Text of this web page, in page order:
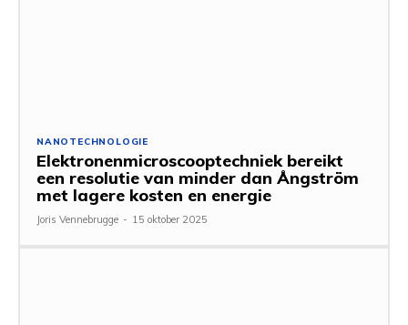
NANOTECHNOLOGIE
Elektronenmicroscooptechniek bereikt
een resolutie van minder dan Ångström
met lagere kosten en energie
Joris Vennebrugge - 15 oktober 2025